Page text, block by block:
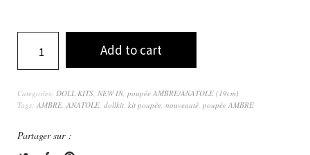
Add to cart
Categories: DOLL KITS, NEW IN, poupée AMBRE/ANATOLE (19cm)
Tags: AMBRE, ANATOLE, dollkit, kit poupée, nouveauté, poupée AMBRE
Partager sur :